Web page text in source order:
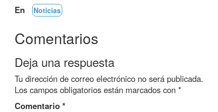
En
Noticias
Comentarios
Deja una respuesta
Tu dirección de correo electrónico no será publicada.
Los campos obligatorios están marcados con *
Comentario *